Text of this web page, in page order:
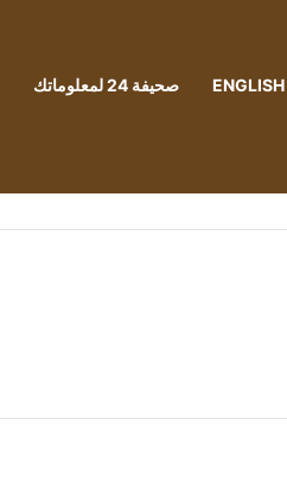
ENGLISH صحيفة 24 لمعلوماتك